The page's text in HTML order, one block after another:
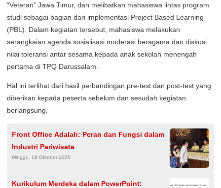
“Veteran” Jawa Timur, dan melibatkan mahasiswa lintas program
studi sebagai bagian dari implementasi Project Based Learning
(PBL). Dalam kegiatan tersebut, mahasiswa melakukan
serangkaian agenda sosialisasi moderasi beragama dan diskusi
nilai toleransi antar sesama kepada anak sekolah menengah
pertama di TPQ Darussalam.
Hal ini terlihat dari hasil perbandingan pre-test dan post-test yang
diberikan kepada peserta sebelum dan sesudah kegiatan
berlangsung.
Front Office Adalah: Peran dan Fungsi dalam
Industri Pariwisata
Minggu, 19 Oktober 2025
Kurikulum Merdeka dalam PowerPoint: